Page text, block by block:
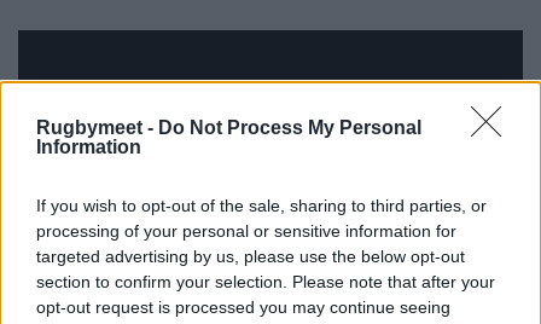
Rugbymeet - Do Not Process My Personal
Information
If you wish to opt-out of the sale, sharing to third parties, or
processing of your personal or sensitive information for
targeted advertising by us, please use the below opt-out
section to confirm your selection. Please note that after your
opt-out request is processed you may continue seeing